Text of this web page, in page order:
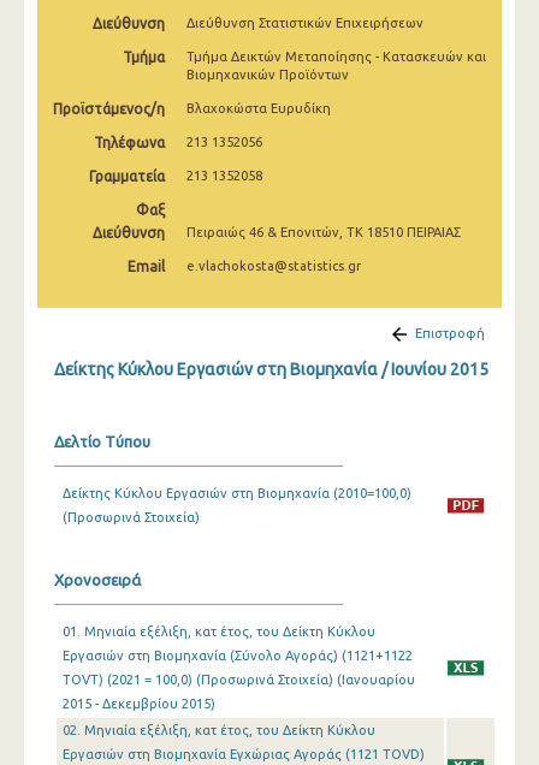
Ιουλίου 2025
Ιουνίου 2025
Μαΐου 2025
Μαρτίου 2025
Φεβρουαρίου 2025
Νοεμβρίου 2024
Αυγούστου 2024
Ιουνίου 2024
Μαΐου 2024
Απριλίου 2024
Μαρτίου 2024
Διεύθυνση Διεύθυνση Στατιστικών Επιχειρήσεων
Τμήμα
Τμήμα Δεικτών Μεταποίησης - Κατασκευών και
Βιομηχανικών Προϊόντων
Προϊστάμενος/η Βλαχοκώστα Ευρυδίκη
Τηλέφωνα 213 1352056
Γραμματεία 213 1352058
Φαξ
Διεύθυνση
Πειραιώς 46 & Επονιτών, ΤΚ 18510 ΠΕΙΡΑΙΑΣ
Email e.vlachokosta@statistics.gr
Επιστροφή
Δείκτης Κύκλου Εργασιών στη Βιομηχανία / Ιουνίου 2015
Δελτίο Τύπου
Δείκτης Κύκλου Εργασιών στη Βιομηχανία (2010=100,0)
(Προσωρινά Στοιχεία)
Χρονοσειρά
01. Μηνιαία εξέλιξη, κατ έτος, του Δείκτη Κύκλου
Εργασιών στη Βιομηχανία (Σύνολο Αγοράς) (1121+1122
TOVT) (2021 = 100,0) (Προσωρινά Στοιχεία) (Ιανουαρίου
2015 - Δεκεμβρίου 2015)
02. Μηνιαία εξέλιξη, κατ έτος, του Δείκτη Κύκλου
Εργασιών στη Βιομηχανία Εγχώριας Αγοράς (1121 TOVD)